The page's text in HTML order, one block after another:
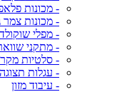
- מכונות
- מכונות צמר
- מפלי שוקולד
- מתקני
- סלטיות
- עגלות
- עיבוד מזון